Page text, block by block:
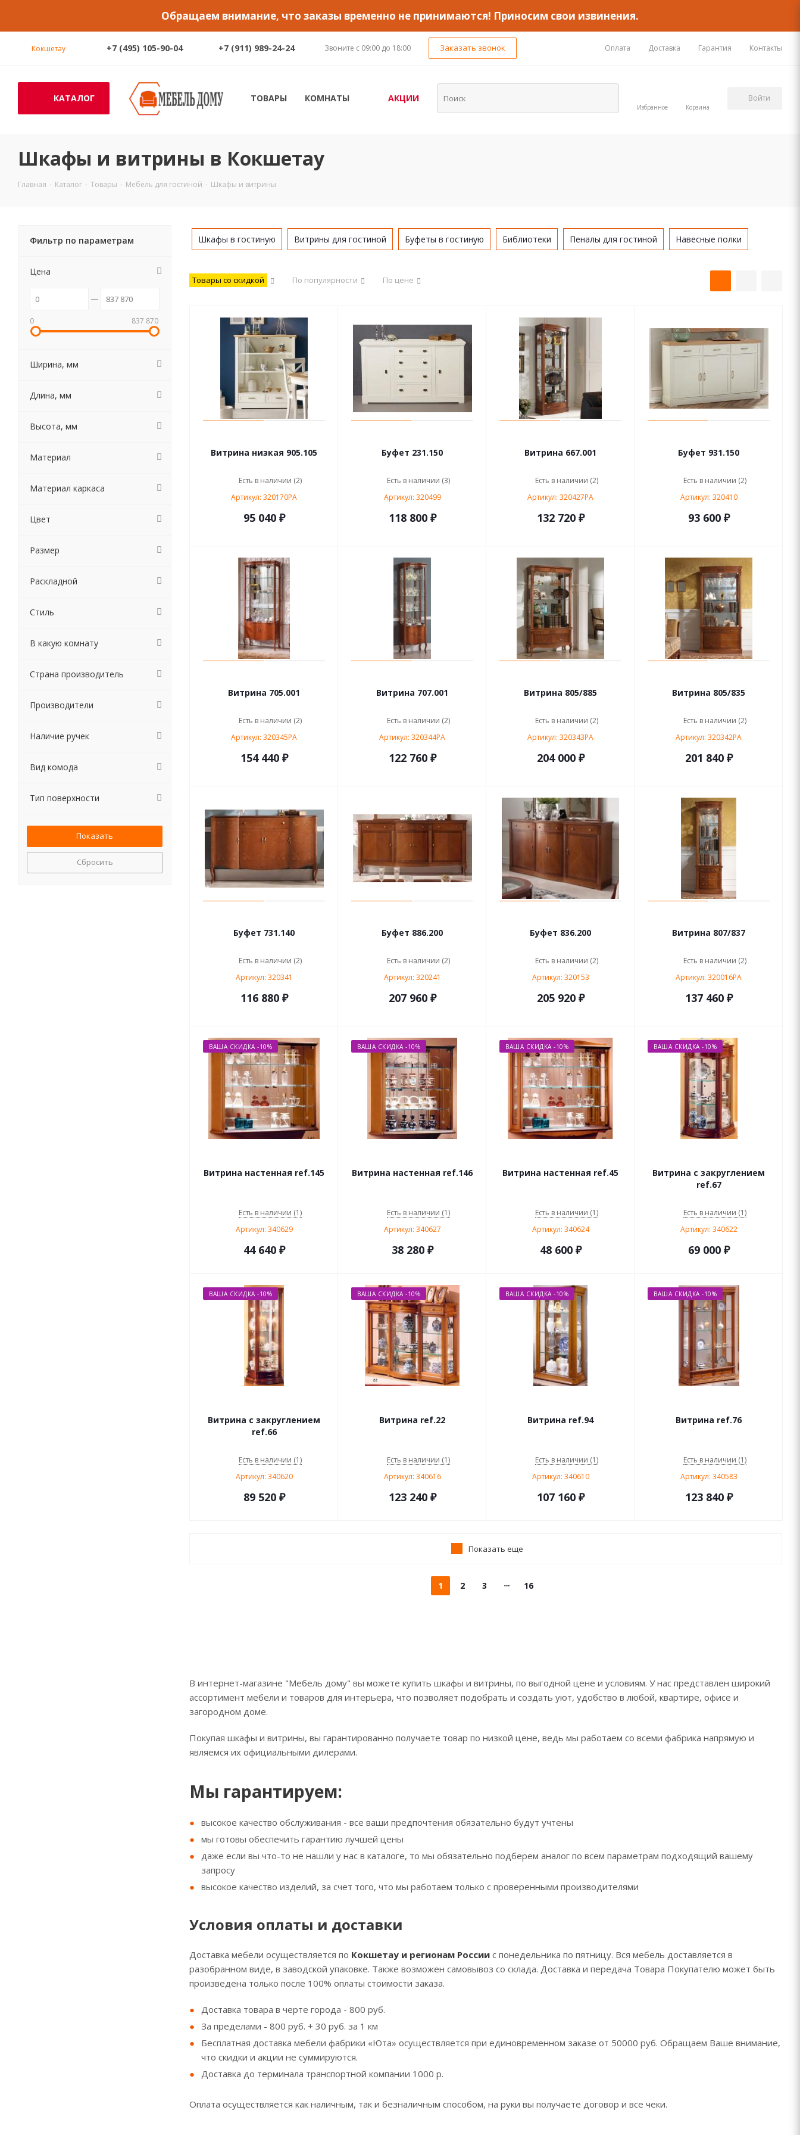
Обращаем внимание, что заказы временно не принимаются! Приносим свои извинения.
Кокшетау +7 (495) 105-90-04 +7 (911) 989-24-24 Звоните с 09:00 до 18:00 Заказать звонок Оплата Доставка Гарантия Контакты
КАТАЛОГ ТОВАРЫ КОМНАТЫ АКЦИИ
Избранное Корзина
Войти
Шкафы и витрины в Кокшетау
Главная - Каталог - Товары - Мебель для гостиной - Шкафы и витрины
Шкафы в гостиную Витрины для гостиной Буфеты в гостиную Библиотеки Пеналы для гостиной Навесные полки
Товары со скидкой По популярности По цене
Витрина низкая 905.105
Есть в наличии (2)
Артикул: 320170PA
95 040 ₽
Буфет 231.150
Есть в наличии (3)
Артикул: 320499
118 800 ₽
Витрина 667.001
Есть в наличии (2)
Артикул: 320427PA
132 720 ₽
Буфет 931.150
Есть в наличии (2)
Артикул: 320410
93 600 ₽
Витрина 705.001
Есть в наличии (2)
Артикул: 320345PA
154 440 ₽
Витрина 707.001
Есть в наличии (2)
Артикул: 320344PA
122 760 ₽
Витрина 805/885
Есть в наличии (2)
Артикул: 320343PA
204 000 ₽
Витрина 805/835
Есть в наличии (2)
Артикул: 320342PA
201 840 ₽
Буфет 731.140
Есть в наличии (2)
Артикул: 320341
116 880 ₽
Буфет 886.200
Есть в наличии (2)
Артикул: 320241
207 960 ₽
Буфет 836.200
Есть в наличии (2)
Артикул: 320153
205 920 ₽
Витрина 807/837
Есть в наличии (2)
Артикул: 320016PA
137 460 ₽
ВАША СКИДКА -10%
Витрина настенная ref.145
Есть в наличии (1)
Артикул: 340629
44 640₽
ВАША СКИДКА -10%
Витрина настенная ref.146
Есть в наличии (1)
Артикул: 340627
38 280₽
ВАША СКИДКА -10%
Витрина настенная ref.45
Есть в наличии (1)
Артикул: 340624
48 600₽
ВАША СКИДКА -10%
Витрина с закруглением
ref.67
Есть в наличии (1)
Артикул: 340622
69 000₽
ВАША СКИДКА -10%
Витрина с закруглением
ref.66
Есть в наличии (1)
Артикул: 340620
89 520₽
ВАША СКИДКА -10%
Витрина ref.22
Есть в наличии (1)
Артикул: 340616
123 240₽
ВАША СКИДКА -10%
Витрина ref.94
Есть в наличии (1)
Артикул: 340610
107 160₽
ВАША СКИДКА -10%
Витрина ref.76
Есть в наличии (1)
Артикул: 340583
123 840₽
Показать еще
1 2 3 16
В интернет-магазине "Мебель дому" вы можете купить шкафы и витрины, по выгодной цене и условиям. У нас представлен широкий
ассортимент мебели и товаров для интерьера, что позволяет подобрать и создать уют, удобство в любой, квартире, офисе и
загородном доме.
Покупая шкафы и витрины, вы гарантированно получаете товар по низкой цене, ведь мы работаем со всеми фабрика напрямую и
являемся их официальными дилерами.
Мы гарантируем:
высокое качество обслуживания - все ваши предпочтения обязательно будут учтены
мы готовы обеспечить гарантию лучшей цены
даже если вы что-то не нашли у нас в каталоге, то мы обязательно подберем аналог по всем параметрам подходящий вашему
запросу
высокое качество изделий, за счет того, что мы работаем только с проверенными производителями
Условия оплаты и доставки
Доставка мебели осуществляется по Кокшетау и регионам России с понедельника по пятницу. Вся мебель доставляется в
разобранном виде, в заводской упаковке. Также возможен самовывоз со склада. Доставка и передача Товара Покупателю может быть
произведена только после 100% оплаты стоимости заказа.
Доставка товара в черте города - 800 руб.
За пределами - 800 руб. + 30 руб. за 1 км
Бесплатная доставка мебели фабрики «Юта» осуществляется при единовременном заказе от 50000 руб. Обращаем Ваше внимание,
что скидки и акции не суммируются.
Доставка до терминала транспортной компании 1000 р.
Оплата осуществляется как наличным, так и безналичным способом, на руки вы получаете договор и все чеки.
Фильтр по параметрам
Цена
0 837 870
Ширина, мм
Длина, мм
Высота, мм
Материал
Материал каркаса
Цвет
Размер
Раскладной
Стиль
В какую комнату
Страна производитель
Производители
Наличие ручек
Вид комода
Тип поверхности
Сбросить